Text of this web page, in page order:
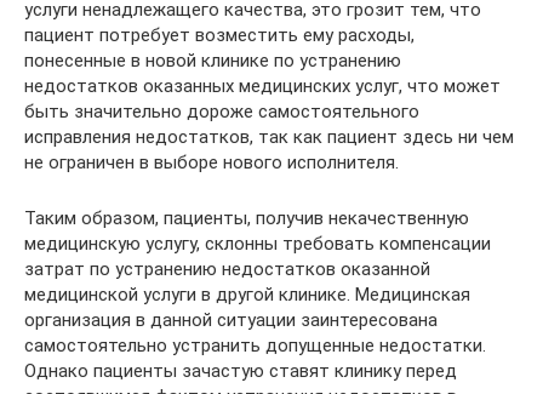
услуги ненадлежащего качества, это грозит тем, что
пациент потребует возместить ему расходы,
понесенные в новой клинике по устранению
недостатков оказанных медицинских услуг, что может
быть значительно дороже самостоятельного
исправления недостатков, так как пациент здесь ни чем
не ограничен в выборе нового исполнителя.
Таким образом, пациенты, получив некачественную
медицинскую услугу, склонны требовать компенсации
затрат по устранению недостатков оказанной
медицинской услуги в другой клинике. Медицинская
организация в данной ситуации заинтересована
самостоятельно устранить допущенные недостатки.
Однако пациенты зачастую ставят клинику перед